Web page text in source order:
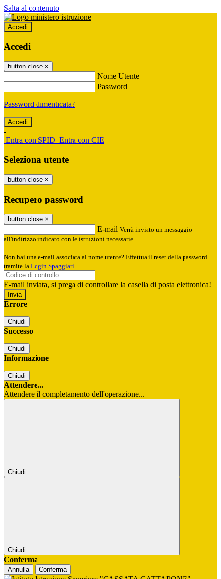
Salta al contenuto
Accedi
Accedi
button close ×
Nome Utente
Password
Password dimenticata?
-
Entra con SPID Entra con CIE
Seleziona utente
button close ×
Recupero password
button close ×
E-mail Verrà inviato un messaggio
all'indirizzo indicato con le istruzioni necessarie.
Non hai una e-mail associata al nome utente? Effettua il reset della password
tramite la Login Spaggiari
E-mail inviata, si prega di controllare la casella di posta elettronica!
Errore
Chiudi
Successo
Chiudi
Informazione
Chiudi
Attendere...
Attendere il completamento dell'operazione...
Chiudi
Chiudi
Conferma
Annulla Conferma